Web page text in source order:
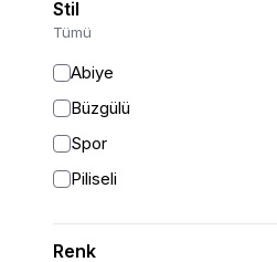
Etek
Stil
Tümü
Abiye
Büzgülü
Spor
Piliseli
Renk